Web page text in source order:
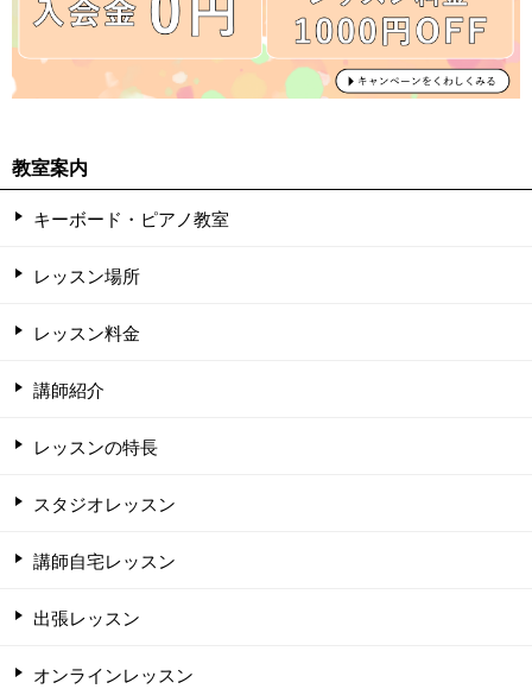
教室案内
キーボード・ピアノ教室
レッスン場所
レッスン料金
講師紹介
レッスンの特長
スタジオレッスン
講師自宅レッスン
出張レッスン
オンラインレッスン